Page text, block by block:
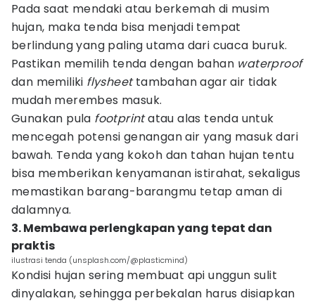
Pada saat mendaki atau berkemah di musim
hujan, maka tenda bisa menjadi tempat
berlindung yang paling utama dari cuaca buruk.
Pastikan memilih tenda dengan bahan waterproof
dan memiliki flysheettambahan agar air tidak
mudah merembes masuk.
Gunakan pula footprintatau alas tenda untuk
mencegah potensi genangan air yang masuk dari
bawah. Tenda yang kokoh dan tahan hujan tentu
bisa memberikan kenyamanan istirahat, sekaligus
memastikan barang-barangmu tetap aman di
dalamnya.
3. Membawa perlengkapan yang tepat dan
praktis
ilustrasi tenda (unsplash.com/@plasticmind)
Kondisi hujan sering membuat api unggun sulit
dinyalakan, sehingga perbekalan harus disiapkan